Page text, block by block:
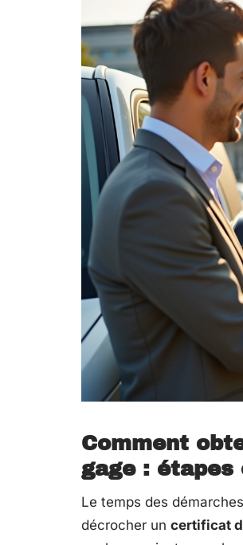
Comment
gage :
Le temps des
décrocher un certificat